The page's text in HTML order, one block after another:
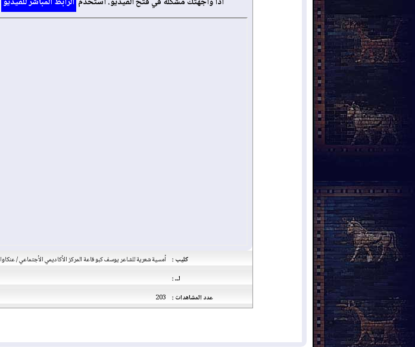
أمسية شعرية للشاعر يوسف كبو قاعة المركز الأكاديمي الأجتماعي / عنكاوا كليب :
لــ :
203 عدد المشاهدات :